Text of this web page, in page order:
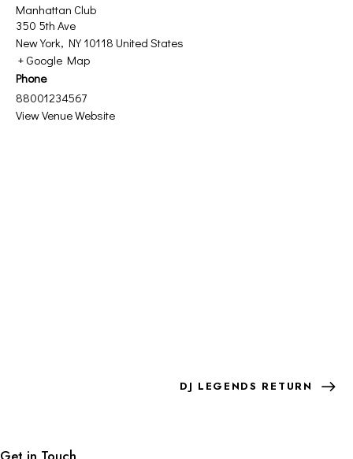
Manhattan Club
350 5th Ave
New York, NY 10118 United States
+ Google Map
Phone
88001234567
View Venue Website
DJ LEGENDS RETURN